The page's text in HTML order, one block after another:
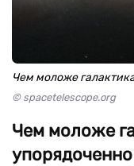
Чем моложе
© spacetelescope.org
Чем моложе